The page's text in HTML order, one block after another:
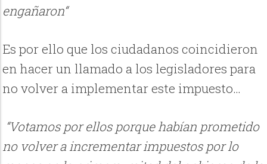
engañaron“
Es por ello que los ciudadanos coincidieron
en hacer un llamado a los legisladores para
no volver a implementar este impuesto…
“Votamos por ellos porque habían prometido
no volver a incrementar impuestos por lo